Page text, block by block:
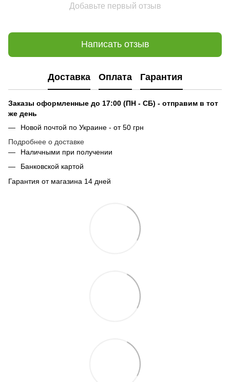
Добавьте первый отзыв
Написать отзыв
Доставка Оплата Гарантия
Заказы оформленные до 17:00 (ПН - СБ) - отправим в тот
же день
Новой почтой по Украине - от 50 грн
Подробнее о доставке
Наличными при получении
Банковской картой
Гарантия от магазина 14 дней